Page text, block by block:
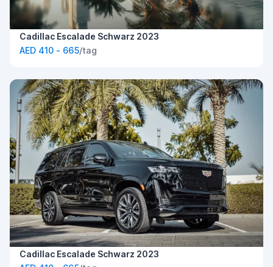
Cadillac Escalade Schwarz 2023
AED 410 - 665/tag
Cadillac Escalade Schwarz 2023